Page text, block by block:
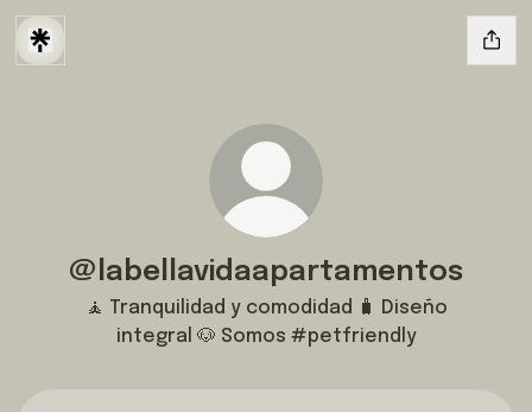
@labellavidaapartamentos
🧘 Tranquilidad y comodidad 🧳 Diseño
integral 🐶 Somos #petfriendly